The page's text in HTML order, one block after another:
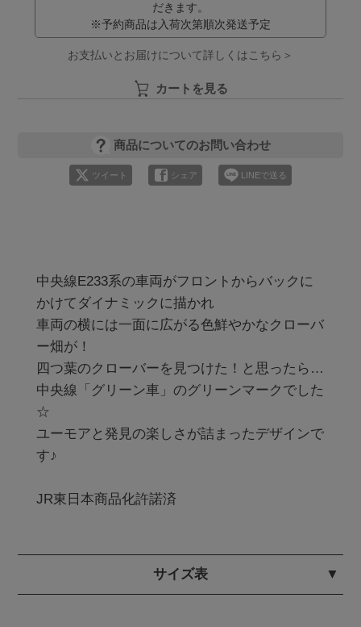
だきます。
※予約商品は入荷次第順次発送予定
お支払いとお届けについて詳しくはこちら＞
カートを見る
商品についてのお問い合わせ
ツイート シェア LINEで送る
中央線E233系の車両がフロントからバックに
かけてダイナミックに描かれ
車両の横には一面に広がる色鮮やかなクローバ
ー畑が！
四つ葉のクローバーを見つけた！と思ったら…
中央線「グリーン車」のグリーンマークでした
☆
ユーモアと発見の楽しさが詰まったデザインで
す♪
サイズ表